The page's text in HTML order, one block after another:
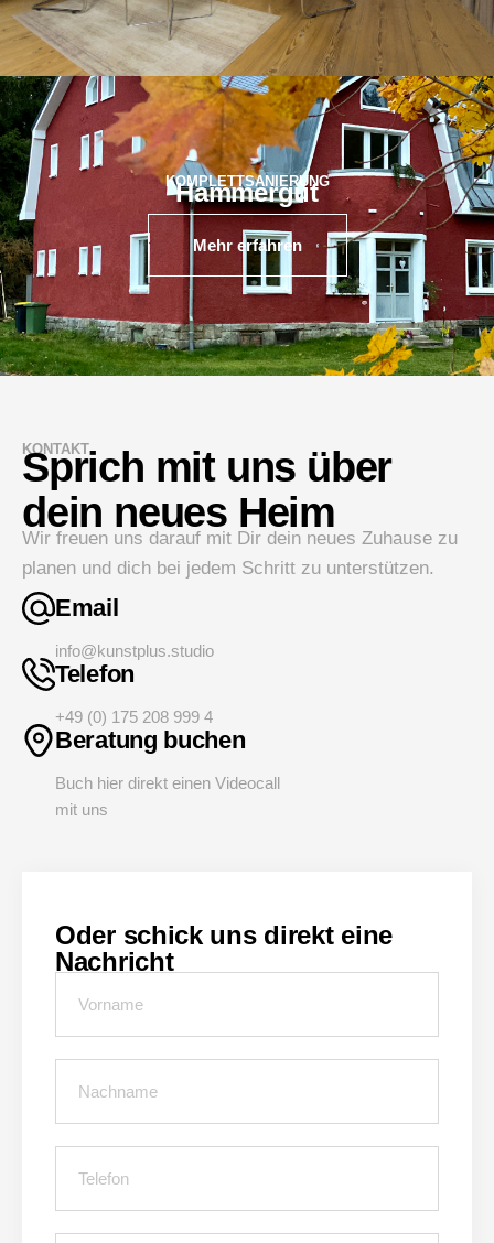
KOMPLETTSANIERUNG
Hammergut
Mehr erfahren
KONTAKT
Sprich mit uns über
dein neues Heim
Wir freuen uns darauf mit Dir dein neues Zuhause zu
planen und dich bei jedem Schritt zu unterstützen.
Email
info@kunstplus.studio
Telefon
+49 (0) 175 208 999 4
Beratung buchen
Buch hier direkt einen Videocall
mit uns
Oder schick uns direkt eine
Nachricht